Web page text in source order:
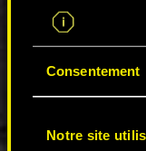
Consentement
Notre site
la Cité des
est dédié à
V dans tous les
mauvais.